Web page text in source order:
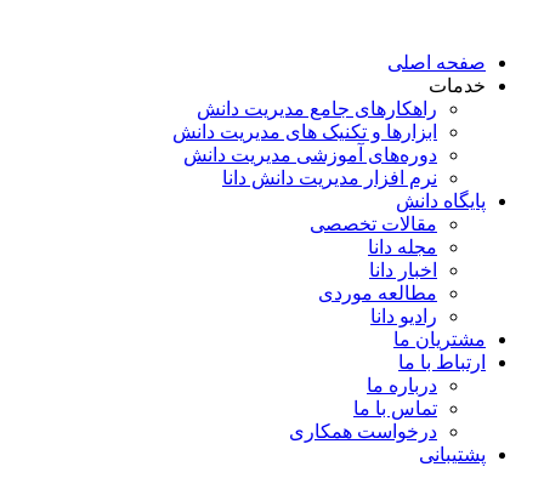
محتوا
صفحه اصلی
خدمات
راهکارهای جامع مدیریت دانش
ابزارها و تکنیک‌ های مدیریت دانش
دوره‌های آموزشی مدیریت دانش
نرم افزار مدیریت دانش دانا
پایگاه دانش
مقالات تخصصی
مجله دانا
اخبار دانا
مطالعه موردی
رادیو دانا
مشتریان ما
ارتباط با ما
درباره ما
تماس با ما
درخواست همکاری
پشتیبانی